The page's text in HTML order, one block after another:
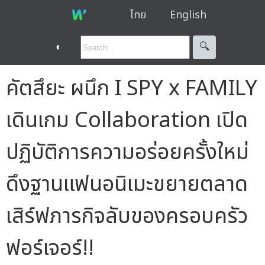
ไทย English
◐ 🔍︎
คัตสึยะ ผนึก I SPY x FAMILY
เดินเกม Collaboration เปิด
ปฏิบัติการความอร่อยครั้งใหม่
ดึงฐานแฟนอนิเมะขยายตลาด
เสิร์ฟภารกิจลับของครอบครัว
ฟอร์เจอร์!!